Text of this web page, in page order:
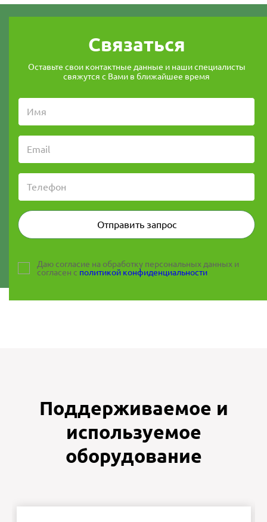
Связаться
Оставьте свои контактные данные и наши специалисты
свяжутся с Вами в ближайшее время
Отправить запрос
Даю согласие на обработку персональных данных и
согласен с политикой конфиденциальности
Поддерживаемое и
используемое
оборудование